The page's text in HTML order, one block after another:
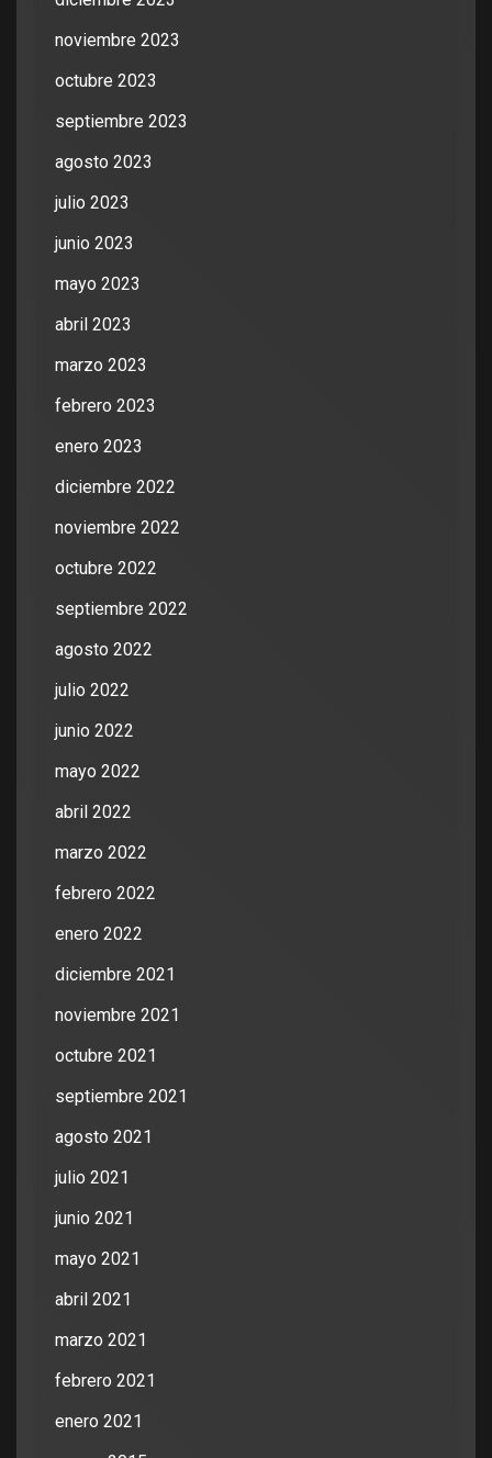
noviembre 2023
octubre 2023
septiembre 2023
agosto 2023
julio 2023
junio 2023
mayo 2023
abril 2023
marzo 2023
febrero 2023
enero 2023
diciembre 2022
noviembre 2022
octubre 2022
septiembre 2022
agosto 2022
julio 2022
junio 2022
mayo 2022
abril 2022
marzo 2022
febrero 2022
enero 2022
diciembre 2021
noviembre 2021
octubre 2021
septiembre 2021
agosto 2021
julio 2021
junio 2021
mayo 2021
abril 2021
marzo 2021
febrero 2021
enero 2021